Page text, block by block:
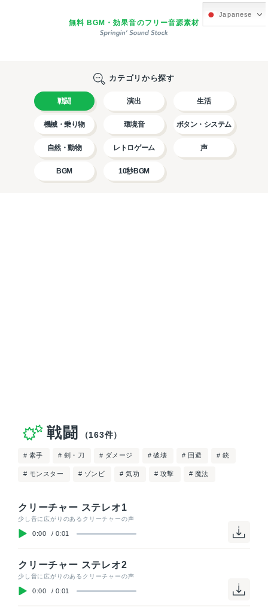
Japanese
無料 BGM・効果音のフリー音源素材
カテゴリから探す
戦闘 演出 生活
機械・乗り物 環境音 ボタン・システム
自然・動物 レトロゲーム 声
BGM 10秒BGM
戦闘 （163件）
# 素手 # 剣・刀 # ダメージ # 破壊 # 回避 # 銃
# モンスター # ゾンビ # 気功 # 攻撃 # 魔法
クリーチャー ステレオ1
少し音に広がりのあるクリーチャーの声
0:00 / 0:01
クリーチャー ステレオ2
少し音に広がりのあるクリーチャーの声
0:00 / 0:01